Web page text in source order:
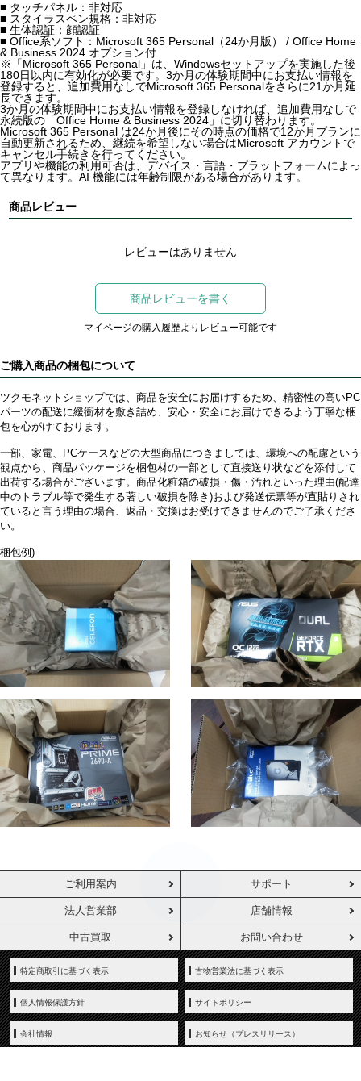
■ タッチパネル：非対応
■ スタイラスペン規格：非対応
■ 生体認証：顔認証
■ Office系ソフト：Microsoft 365 Personal（24か月版） / Office Home
& Business 2024 オプション付
※「Microsoft 365 Personal」は、Windowsセットアップを実施した後
180日以内に有効化が必要です。3か月の体験期間中にお支払い情報を
登録すると、追加費用なしでMicrosoft 365 Personalをさらに21か月延
長できます。
3か月の体験期間中にお支払い情報を登録しなければ、追加費用なしで
永続版の「Office Home & Business 2024」に切り替わります。
Microsoft 365 Personal は24か月後にその時点の価格で12か月プランに
自動更新されるため、継続を希望しない場合はMicrosoft アカウントで
キャンセル手続きを行ってください。
アプリや機能の利用可否は、デバイス・言語・プラットフォームによっ
て異なります。AI 機能には年齢制限がある場合があります。
商品レビュー
レビューはありません
商品レビューを書く
マイページの購入履歴よりレビュー可能です
ご購入商品の梱包について
ツクモネットショップでは、商品を安全にお届けするため、精密性の高いPC
パーツの配送に緩衝材を敷き詰め、安心・安全にお届けできるよう丁寧な梱
包を心がけております。
一部、家電、PCケースなどの大型商品につきましては、環境への配慮という
観点から、商品パッケージを梱包材の一部として直接送り状などを添付して
出荷する場合がございます。商品化粧箱の破損・傷・汚れといった理由(配達
中のトラブル等で発生する著しい破損を除き)および発送伝票等が直貼りされ
ていると言う理由の場合、返品・交換はお受けできませんのでご了承くださ
い。
梱包例)
ご利用案内 サポート
法人営業部 店舗情報
中古買取 お問い合わせ
特定商取引に基づく表示 古物営業法に基づく表示
個人情報保護方針 サイトポリシー
会社情報 お知らせ（プレスリリース）